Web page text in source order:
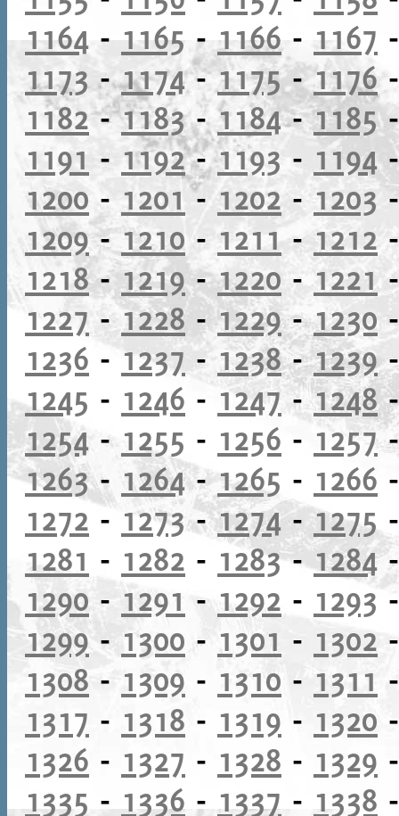
1164 - 1165 - 1166- 1167
1173-1174-1175-1176
1182-1183-1184-1185
1191 - 1192-1193 - 1194
1200 - 1201 - 1202-1203
1209-1210 - 1211-1212
1218-1219-1220 -1221
1227 -1228-1229-1230
1236 -1237 -1238-1239
1245 - 1246 - 1247-1248
1254- 1255 - 1256 - 1257
1263- 1264-1265 - 1266
1272 - 1273-1274-1275
1281 - 1282 - 1283-1284
1290 -1291 - 1292 - 1293
1299- 1300 - 1301 - 1302
1308 - 1309 - 1310 - 1311
1317 - 1318 - 1319 - 1320
1326 - 1327 - 1328 - 1329
1335 - 1336 - 1337 - 1338